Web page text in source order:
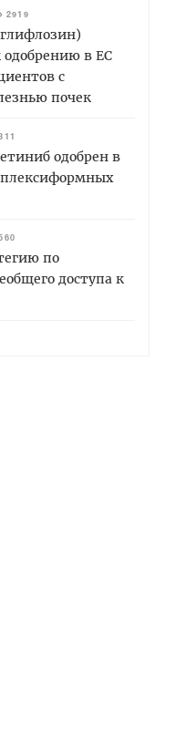
2919
одобрению в ЕС
с
почек
одобрен в
по
доступа к